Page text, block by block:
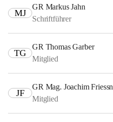
MJ
GR Markus Jahn
Schriftführer
TG
GR Thomas Garber
Mitglied
JF
GR Mag. Joachim
Mitglied